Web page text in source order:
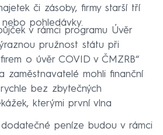
či zásoby, firmy starší tří
pohledávky.
v rámci programu Úvěr
pružnost státu při
o úvěr COVID v ČMZRB“
zaměstnavatelé mohli finanční
bez zbytečných
kterými první vlna
peníze budou v rámci